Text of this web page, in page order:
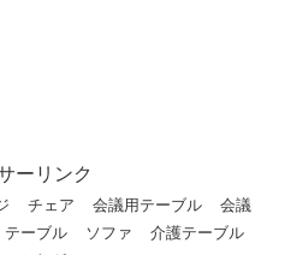
ーリンク
チェア 会議用テーブル
会議
テーブル ソファ
介護テーブル